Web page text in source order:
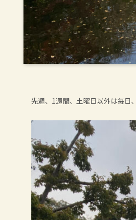
先週、1週間、土曜日以外は毎日